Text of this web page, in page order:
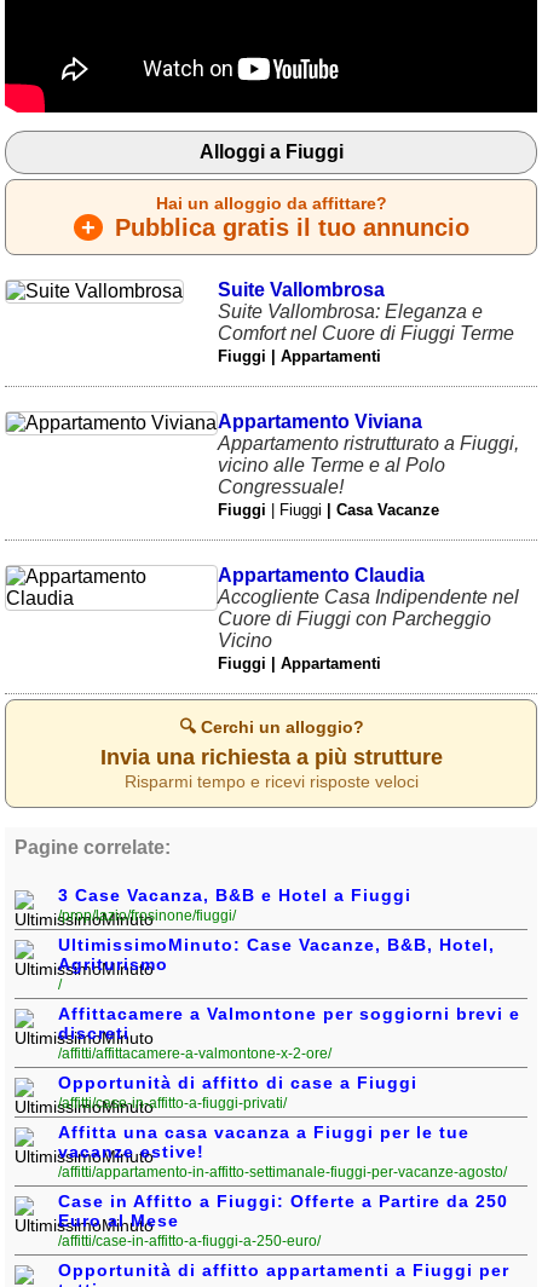
Alloggi a Fiuggi
Hai un alloggio da affittare?
+ Pubblica gratis il tuo annuncio
Suite Vallombrosa
Suite Vallombrosa: Eleganza e
Comfort nel Cuore di Fiuggi Terme
Fiuggi | Appartamenti
Appartamento Viviana
Appartamento ristrutturato a Fiuggi,
vicino alle Terme e al Polo
Congressuale!
Fiuggi | Fiuggi | Casa Vacanze
Appartamento Claudia
Accogliente Casa Indipendente nel
Cuore di Fiuggi con Parcheggio
Vicino
Fiuggi | Appartamenti
🔍 Cerchi un alloggio?
Invia una richiesta a più strutture
Risparmi tempo e ricevi risposte veloci
Pagine correlate:
3 Case Vacanza, B&B e Hotel a Fiuggi
/prop/lazio/frosinone/fiuggi/
UltimissimoMinuto: Case Vacanze, B&B, Hotel,
Agriturismo
/
Affittacamere a Valmontone per soggiorni brevi e
discreti
/affitti/affittacamere-a-valmontone-x-2-ore/
Opportunità di affitto di case a Fiuggi
/affitti/case-in-affitto-a-fiuggi-privati/
Affitta una casa vacanza a Fiuggi per le tue
vacanze estive!
/affitti/appartamento-in-affitto-settimanale-fiuggi-per-vacanze-agosto/
Case in Affitto a Fiuggi: Offerte a Partire da 250
Euro al Mese
/affitti/case-in-affitto-a-fiuggi-a-250-euro/
Opportunità di affitto appartamenti a Fiuggi per